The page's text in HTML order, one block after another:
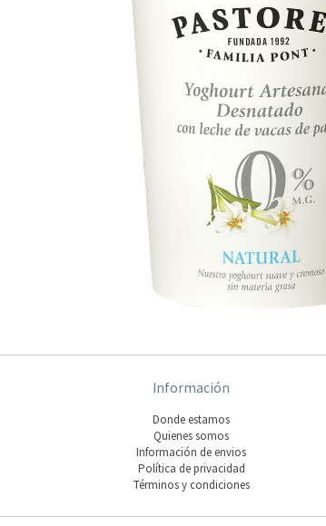
Información
Donde estamos
Quienes somos
Información de envios
Polí­tica de privacidad
Términos y condiciones